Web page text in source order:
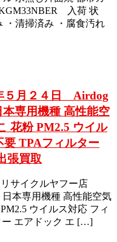
入荷 状
・清掃済み ・腐食汚れ
５月２４日 Airdog
専用機種 高性能空
花粉 PM2.5 ウイル
要 TPAフィルター
張買取
サイクルヤフー店
本専用機種 高性能空気
ウイルス対応 フィ
ー エアドック エ […]